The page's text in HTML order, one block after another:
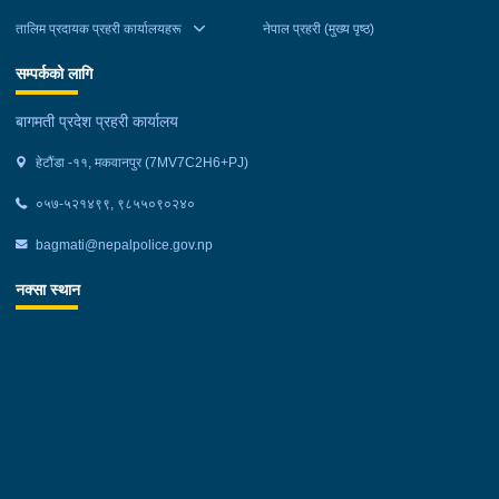
तालिम प्रदायक प्रहरी कार्यालयहरू नेपाल प्रहरी (मुख्य पृष्ठ)
सम्पर्कको लागि
बागमती प्रदेश प्रहरी कार्यालय
हेटौंडा -११, मकवानपुर (7MV7C2H6+PJ)
०५७-५२१४९९, ९८५५०९०२४०
bagmati@nepalpolice.gov.np
नक्सा स्थान